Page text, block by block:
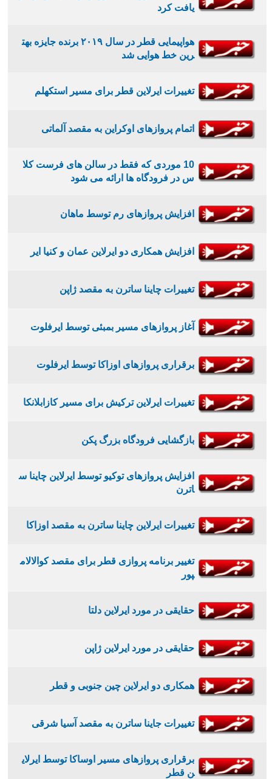
یافت کرد
هواپیمایی قطر در سال ۲۰۱۹ برنده جایزه بهت
رین خط هوایی شد
تغییرات ایرلاین قطر برای مسیر استکهلم
اتمام پروازهای اوکراین به مقصد آلماتی
10 موردی که فقط در سالن های فرست کلا
س در فرودگاه ها ارائه می شود
افزایش پروازهای رم توسط ماهان
افزایش همکاری دو ایرلاین عمان و کنیا ایر
تغییرات چاینا ساترن به مقصد ژاپن
آغاز پروازهای مسیر بمبئی توسط ایرفلوت
برقراری پروازهای اوزاکا توسط ایرفلوت
تغییرات ایرلاین ترکیش برای مسیر کازابلانکا
بازگشایی فرودگاه بزرگ پکن
افزایش پروازهای توکیو توسط ایرلاین چاینا س
اترن
تغییرات ایرلاین چاینا ساترن به مقصد اوزاکا
تغییر برنامه پروازی قطر برای مقصد کوالالام
پور
حقایقی در مورد ایرلاین دلتا
حقایقی در مورد ایرلاین ژاپن
همکاری دو ایرلاین چین جنوبی و قطر
تغییرات جاینا ساترن به مقصد آسیا شرقی
برقراری پروازهای مسیر اوساکا توسط ایرلای
ن قطر